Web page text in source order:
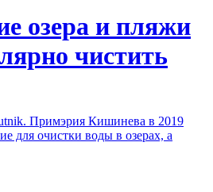
озера и пляжи
чистить
Примэрия Кишинева в 2019
для очистки воды в озерах, а